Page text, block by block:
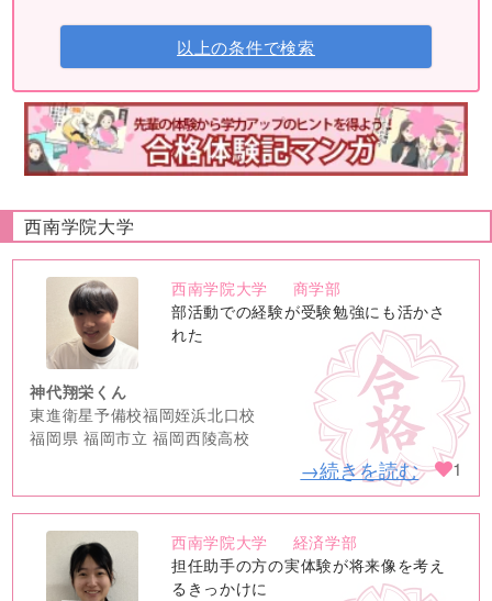
以上の条件で検索
西南学院大学
no
image
西南学院大学
商学部
部活動での経験が受験勉強にも活かさ
れた
神代翔栄くん
東進衛星予備校福岡姪浜北口校
福岡県 福岡市立 福岡西陵高校
→続きを読む 1
no
image
西南学院大学
経済学部
担任助手の方の実体験が将来像を考え
るきっかけに